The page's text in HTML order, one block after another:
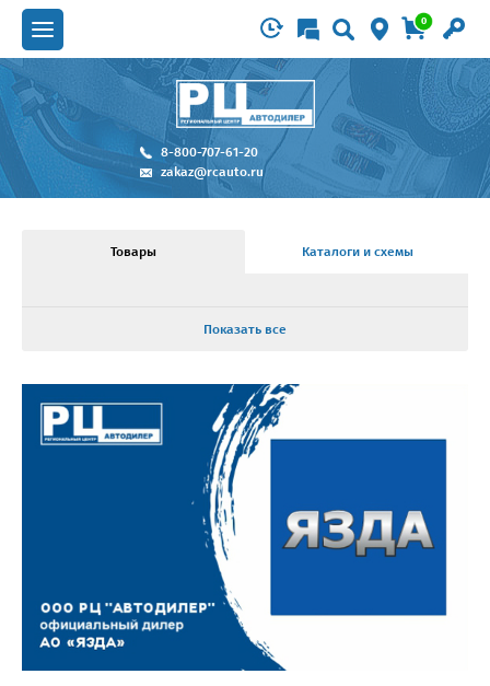
0
8-800-707-61-20
zakaz@rcauto.ru
Товары Каталоги и схемы
Показать все